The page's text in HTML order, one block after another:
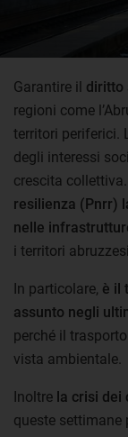
Garantire il diritto
regioni come
territori periferici.
degli interessi
crescita collettiva.
resilienza (Pnrr)
nelle
i territori
In particolare, è il
assunto negli
perché il
vista ambientale.
Inoltre la crisi dei
queste settimane